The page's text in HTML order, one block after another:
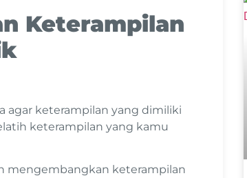
Keterampilan
agar keterampilan yang dimiliki
keterampilan yang kamu
mengembangkan keterampilan